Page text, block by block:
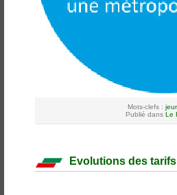
Mots-clefs :
Publié dans Le
Evolutions des